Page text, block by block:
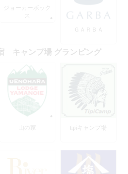
ジョーカーボック
ス
ＧＡＲＢＡ
キャンプ場 グランピング
山の家 tipiキャンプ場